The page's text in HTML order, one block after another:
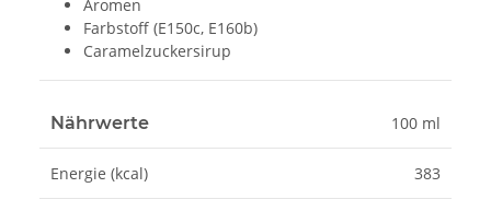
Aromen
Farbstoff (E150c, E160b)
Caramelzuckersirup
Nährwerte 100 ml
Energie (kcal) 383